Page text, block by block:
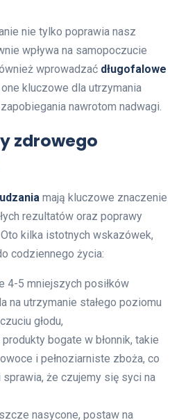
nie tylko poprawia nasz
wpływa na samopoczucie
wprowadzać długofalowe
kluczowe dla utrzymania
nawrotom nadwagi.
zdrowego
mają kluczowe znaczenie
rezultatów oraz poprawy
kilka istotnych wskazówek,
codziennego życia:
4-5 mniejszych posiłków
na utrzymanie stałego poziomu
głodu,
bogate w błonnik, takie
i pełnoziarniste zboża, co
że czujemy się syci na
nasycone, postaw na